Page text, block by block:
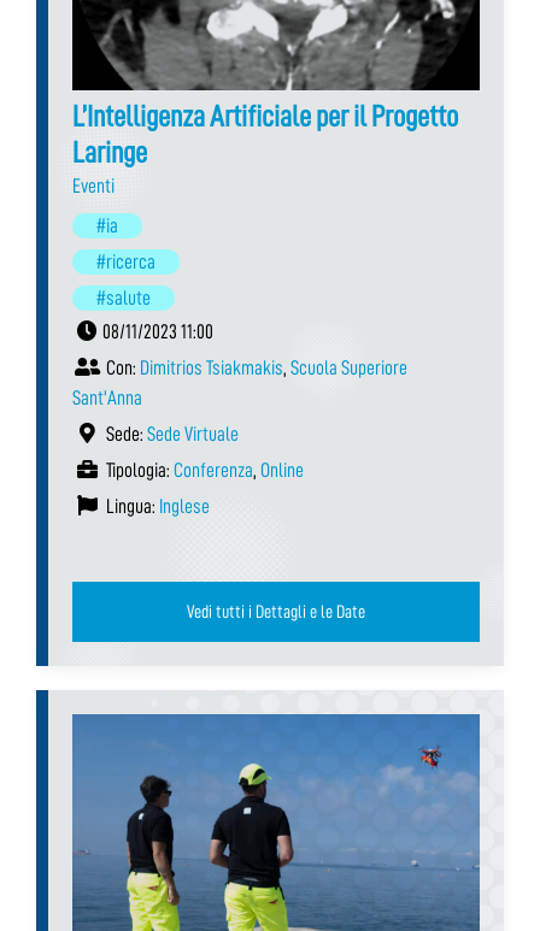
L’Intelligenza Artificiale per il Progetto
Laringe
Eventi
#ia
#ricerca
#salute
08/11/2023 11:00
Con: Dimitrios Tsiakmakis, Scuola Superiore
Sant'Anna
Sede: Sede Virtuale
Tipologia: Conferenza, Online
Lingua: Inglese
Vedi tutti i Dettagli e le Date